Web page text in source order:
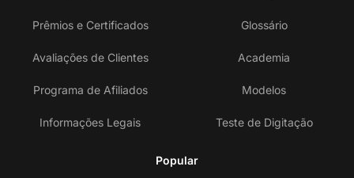
Prêmios e Certificados
Avaliações de Clientes
Programa de Afiliados
Informações Legais
Glossário
Academia
Modelos
Teste de Digitação
Popular